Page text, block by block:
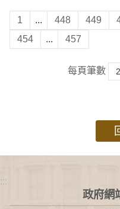
1 ... 448 449
454
... 457
每頁筆數
:::
政府網